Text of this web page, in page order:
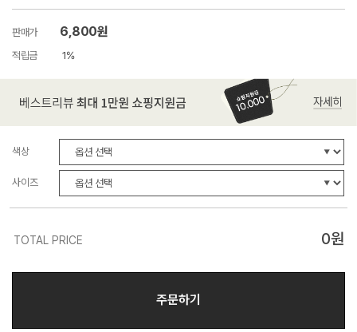
판매가 6,800원
적립금 1%
색상
사이즈
TOTAL PRICE 0원
주문하기